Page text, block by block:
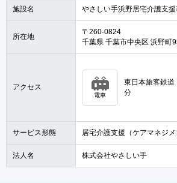
施設名 やさしい手浜野居宅介護支
所在地
〒260-0824
千葉県 千葉市中央区 浜野町
アクセス
電車
東日本旅客鉄道
分
サービス形態 居宅介護支援（ケアマネジメ
法人名 株式会社やさしい手